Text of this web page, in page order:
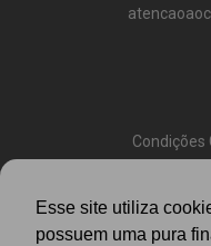
Esse site utiliza
possuem uma pura
Condições